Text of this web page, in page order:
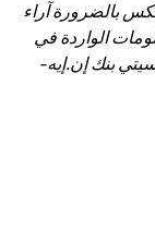
بالضرورة آراء
الواردة في
سيتي بنك إن.إيه-